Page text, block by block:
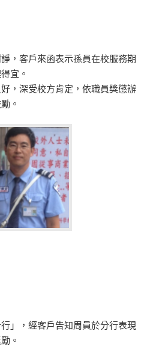
，客戶來函表示孫員在校服務期
宜。
，深受校方肯定，依職員獎懲辦
。
」，經客戶告知周員於分行表現
。